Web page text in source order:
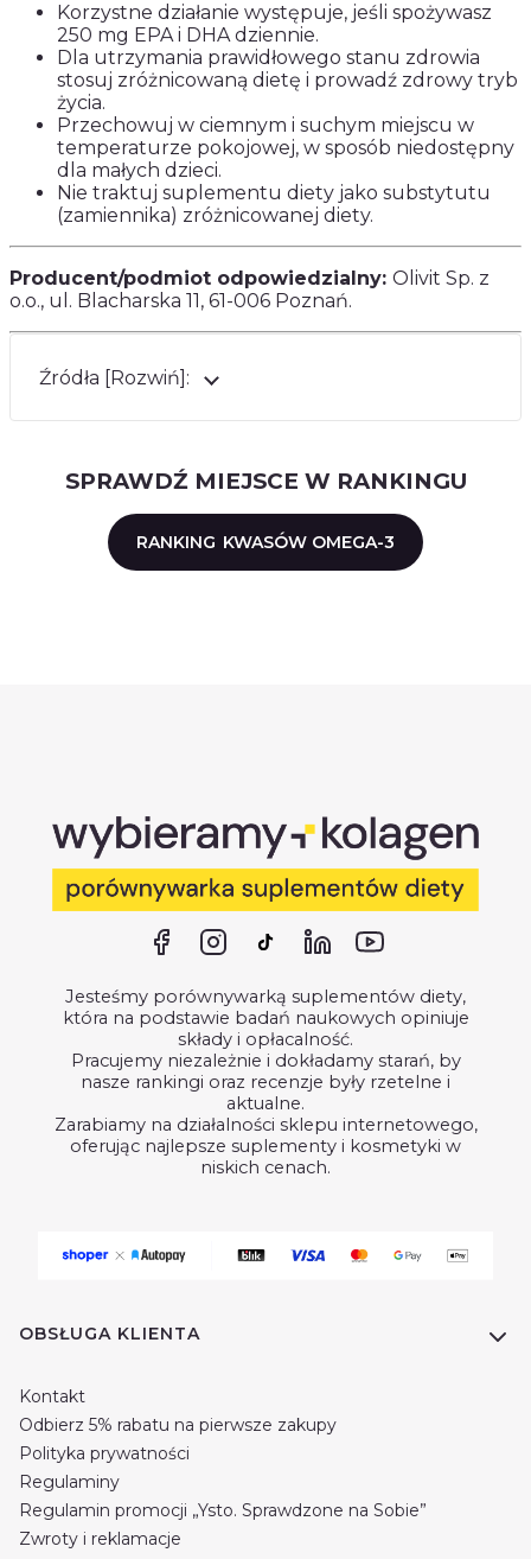
Korzystne działanie występuje, jeśli spożywasz
250 mg EPA i DHA dziennie.
Dla utrzymania prawidłowego stanu zdrowia
stosuj zróżnicowaną dietę i prowadź zdrowy tryb
życia.
Przechowuj w ciemnym i suchym miejscu w
temperaturze pokojowej, w sposób niedostępny
dla małych dzieci.
Nie traktuj suplementu diety jako substytutu
(zamiennika) zróżnicowanej diety.
Producent/podmiot odpowiedzialny: Olivit Sp. z
o.o., ul. Blacharska 11, 61-006 Poznań.
Źródła [Rozwiń]:
SPRAWDŹ MIEJSCE W RANKINGU
RANKING KWASÓW OMEGA-3
Jesteśmy porównywarką suplementów diety,
która na podstawie badań naukowych opiniuje
składy i opłacalność.
Pracujemy niezależnie i dokładamy starań, by
nasze rankingi oraz recenzje były rzetelne i
aktualne.
Zarabiamy na działalności sklepu internetowego,
oferując najlepsze suplementy i kosmetyki w
niskich cenach.
Linki w stopce
OBSŁUGA KLIENTA
Kontakt
Odbierz 5% rabatu na pierwsze zakupy
Polityka prywatności
Regulaminy
Regulamin promocji „Ysto. Sprawdzone na Sobie”
Zwroty i reklamacje